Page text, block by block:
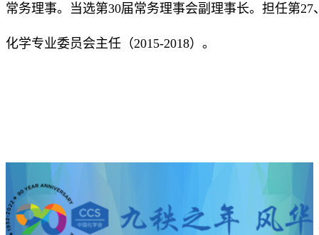
常务理事。当选第30届常务理事会副理事长。担任第
化学专业委员会主任（2015-2018）。